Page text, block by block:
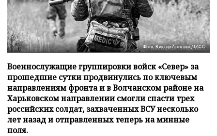
Фото: Виктор Антонюк/ТАСС
Военнослужащие группировки войск «Север» за
прошедшие сутки продвинулись по ключевым
направлениям фронта и в Волчанском районе на
Харьковском направлении смогли спасти трех
российских солдат, захваченных ВСУ несколько
лет назад и отправленных теперь на минные
поля.